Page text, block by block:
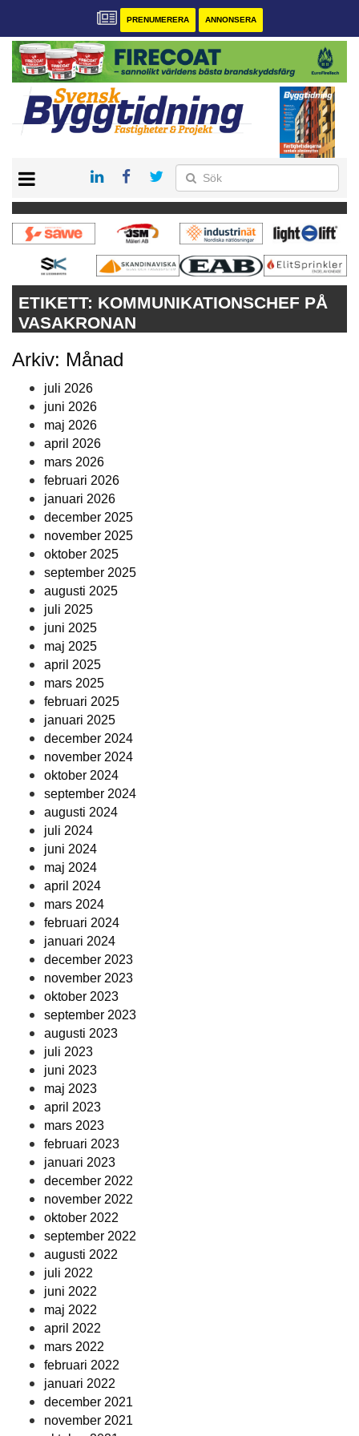
PRENUMERERA ANNONSERA
PRENUMERERA
VÅRA ANDRA MAGASIN
ANNONSERA
ETIKETT: KOMMUNIKATIONSCHEF PÅ
VASAKRONAN
Arkiv: Månad
juli 2026
juni 2026
maj 2026
april 2026
mars 2026
februari 2026
januari 2026
december 2025
november 2025
oktober 2025
september 2025
augusti 2025
juli 2025
juni 2025
maj 2025
april 2025
mars 2025
februari 2025
januari 2025
december 2024
november 2024
oktober 2024
september 2024
augusti 2024
juli 2024
juni 2024
maj 2024
april 2024
mars 2024
februari 2024
januari 2024
december 2023
november 2023
oktober 2023
september 2023
augusti 2023
juli 2023
juni 2023
maj 2023
april 2023
mars 2023
februari 2023
januari 2023
december 2022
november 2022
oktober 2022
september 2022
augusti 2022
juli 2022
juni 2022
maj 2022
april 2022
mars 2022
februari 2022
januari 2022
december 2021
november 2021